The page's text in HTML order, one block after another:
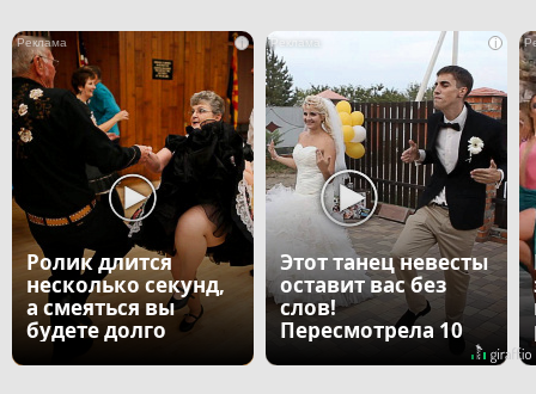
i
Ролик длится
несколько секунд,
а смеяться вы
будете долго
i
Этот танец невесты
оставит вас без
слов!
Пересмотрела 10